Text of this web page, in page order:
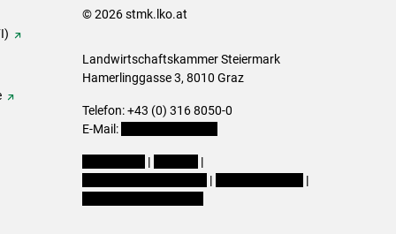
© 2026 stmk.lko.at
Landwirtschaftskammer Steiermark
Hamerlinggasse 3, 8010 Graz
Telefon: +43 (0) 316 8050-0
E-Mail:
|
|
|
|